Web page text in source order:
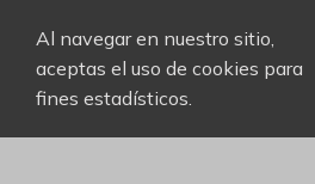
Al navegar en nuestro sitio,
aceptas el uso de cookies para
fines estadísticos.